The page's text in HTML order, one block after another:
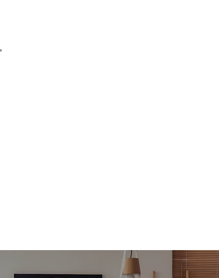
震で被災された皆様へ
びの地震により被災された